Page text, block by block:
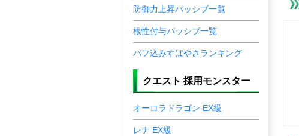
防御力上昇パッシブ一覧
根性付与パッシブ一覧
バフ込みすばやさランキング
クエスト 採用モンスター
オーロラドラゴン EX級
レナ EX級